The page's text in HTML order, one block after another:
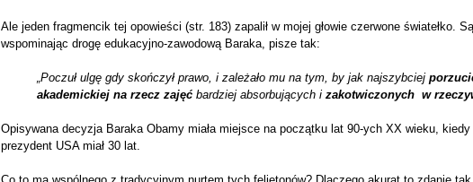
Ale jeden fragmencik tej opowieści (str. 183) zapalił w mojej głowie czerwone światełko.
wspominając drogę edukacyjno-zawodową Baraka, pisze tak:
„Poczuł ulgę gdy skończył prawo, i zależało mu na tym, by jak najszybciej
akademickiej na rzecz zajęćbardziej absorbujących i zakotwiczonych w
Opisywana decyzja Baraka Obamy miała miejsce na początku lat 90-ych XX wieku,
prezydent USA miał 30 lat.